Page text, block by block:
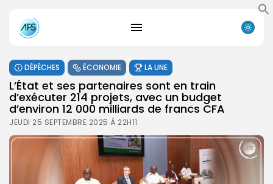
DÉPÊCHES ÉCONOMIE LA UNE
L’État et ses partenaires sont en train
d’exécuter 214 projets, avec un budget
d’environ 12 000 milliards de francs CFA
JEUDI 25 SEPTEMBRE 2025 À 22H11